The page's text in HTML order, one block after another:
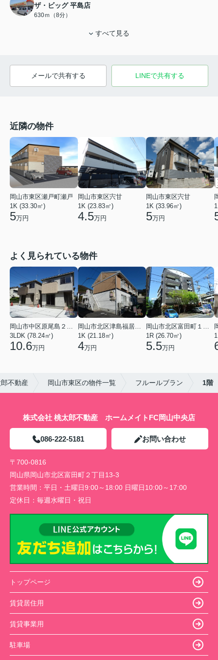
ザ・ビッグ 平島店
630ｍ（8分）
すべて見る
メールで共有する LINEで共有する
近隣の物件
岡山市東区瀬戸町瀬戸
1K (33.30㎡)
5万円
岡山市東区宍甘
1K (23.83㎡)
4.5万円
岡山市東区宍甘
1K (33.96㎡)
5万円
よく見られている物件
3LDK (78.24㎡)
10.6万円
1K (21.18㎡)
4万円
1R (26.70㎡)
5.5万円
不動産 岡山市東区の物件一覧 フルールブラン 1階
株式会社 桃太郎不動産 ホームメイトFC岡山中央店
086-222-5181 お問い合わせ
〒700-0816
岡山県岡山市北区富田町２丁目13-3
営業時間： 平日・土曜日9:00～18:00 日曜日10:00～17:00
定休日： 毎週水曜日・祝日
トップページ
賃貸居住用
賃貸事業用
駐車場